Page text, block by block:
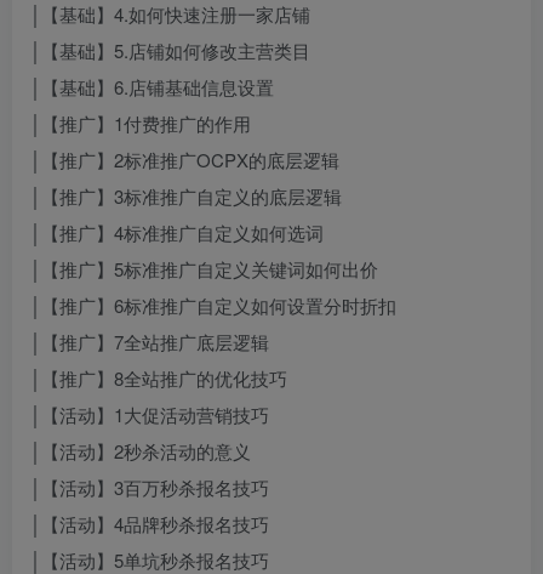
│【基础】4.如何快速注册一家店铺
│【基础】5.店铺如何修改主营类目
│【基础】6.店铺基础信息设置
│【推广】1付费推广的作用
│【推广】2标准推广OCPX的底层逻辑
│【推广】3标准推广自定义的底层逻辑
│【推广】4标准推广自定义如何选词
│【推广】5标准推广自定义关键词如何出价
│【推广】6标准推广自定义如何设置分时折扣
│【推广】7全站推广底层逻辑
│【推广】8全站推广的优化技巧
│【活动】1大促活动营销技巧
│【活动】2秒杀活动的意义
│【活动】3百万秒杀报名技巧
│【活动】4品牌秒杀报名技巧
│【活动】5单坑秒杀报名技巧